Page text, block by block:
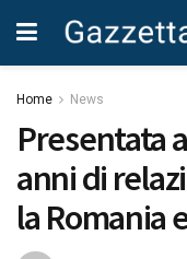
Home News
Presentata
anni di
la Romania